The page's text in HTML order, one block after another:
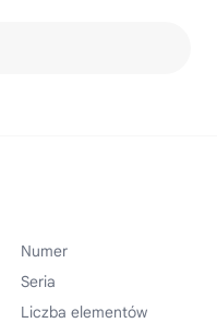
Numer
Seria
Liczba elementów